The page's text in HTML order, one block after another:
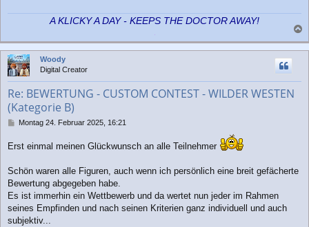
A KLICKY A DAY - KEEPS THE DOCTOR AWAY!
a
c
Woody
Digital Creator
Re: BEWERTUNG - CUSTOM CONTEST - WILDER WESTEN
(Kategorie B)
B
a
g
Montag 24. Februar 2025, 16:21
Erst einmal meinen Glückwunsch an alle Teilnehmer
Schön waren alle Figuren, auch wenn ich persönlich eine breit gefächerte
Bewertung abgegeben habe.
Es ist immerhin ein Wettbewerb und da wertet nun jeder im Rahmen
seines Empfinden und nach seinen Kriterien ganz individuell und auch
subjektiv...